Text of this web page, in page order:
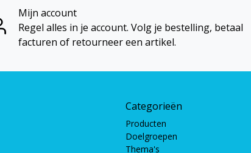
Mijn account
Regel alles in je account. Volg je bestelling, betaal
facturen of retourneer een artikel.
Categorieën
Producten
Doelgroepen
Thema's